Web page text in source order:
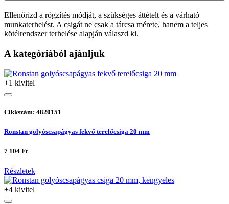
Ellenőrizd a rögzítés módját, a szükséges áttételt és a várható
munkaterhelést. A csigát ne csak a tárcsa mérete, hanem a teljes
kötélrendszer terhelése alapján válaszd ki.
A kategóriából ajánljuk
+1 kivitel
Cikkszám: 4820151
Ronstan golyóscsapágyas fekvő terelőcsiga 20 mm
7 104 Ft
Részletek
+4 kivitel